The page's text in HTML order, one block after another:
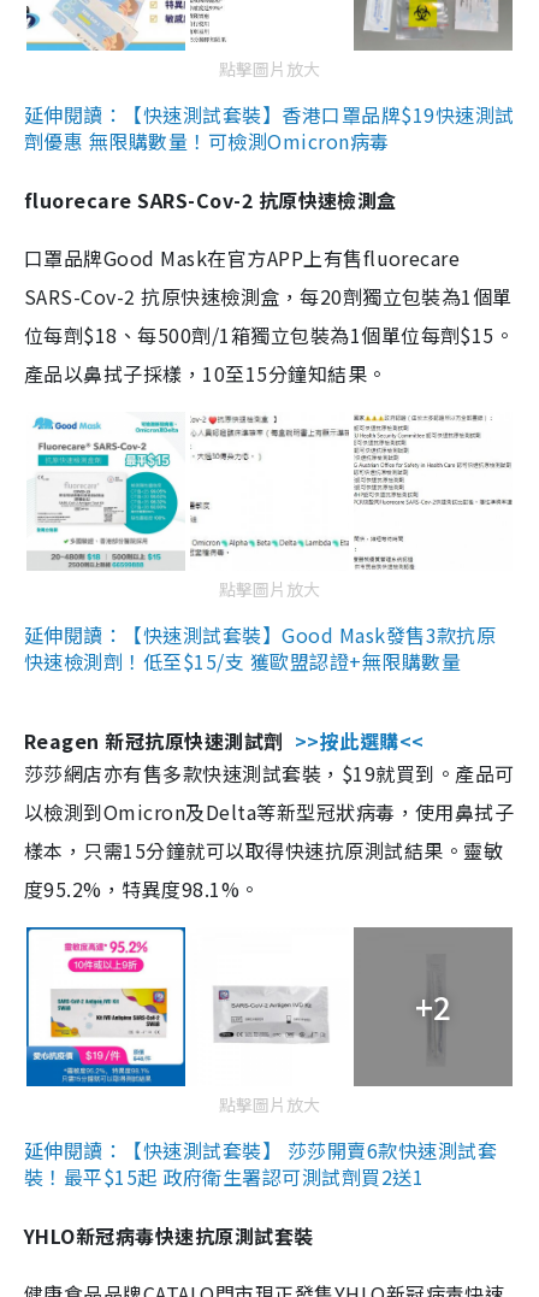
點擊圖片放大
延伸閱讀：【快速測試套裝】香港口罩品牌$19快速測試
劑優惠 無限購數量！可檢測Omicron病毒
fluorecare SARS-Cov-2 抗原快速檢測盒
口罩品牌Good Mask在官方APP上有售fluorecare
SARS-Cov-2 抗原快速檢測盒，每20劑獨立包裝為1個單
位每劑$18、每500劑/1箱獨立包裝為1個單位每劑$15。
產品以鼻拭子採樣，10至15分鐘知結果。
點擊圖片放大
延伸閱讀：【快速測試套裝】Good Mask發售3款抗原
快速檢測劑！低至$15/支 獲歐盟認證+無限購數量
Reagen 新冠抗原快速測試劑 >>按此選購<<
莎莎網店亦有售多款快速測試套裝，$19就買到。產品可
以檢測到Omicron及Delta等新型冠狀病毒，使用鼻拭子
樣本，只需15分鐘就可以取得快速抗原測試結果。靈敏
度95.2%，特異度98.1%。
+2
點擊圖片放大
延伸閱讀：【快速測試套裝】 莎莎開賣6款快速測試套
裝！最平$15起 政府衛生署認可測試劑買2送1
YHLO新冠病毒快速抗原測試套裝